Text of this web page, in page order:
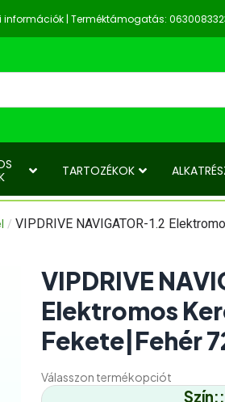
információk | Terméktámogatás:
TARTOZÉKOK
/ VIPDRIVE NAVIGATOR-1.2
VIPDRIVE
Elektromos
Fekete|Fehér
Válasszon termékopciót